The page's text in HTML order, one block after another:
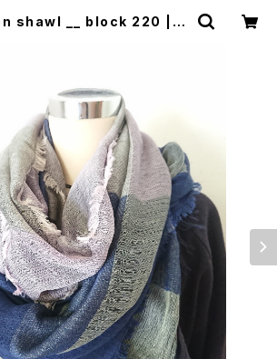
shawl __ block 220 | 0